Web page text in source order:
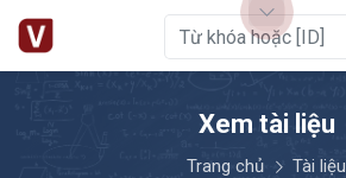
Xem tài liệu
Trang chủ Tài liệu